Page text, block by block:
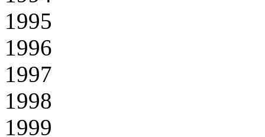
1995
1996
1997
1998
1999